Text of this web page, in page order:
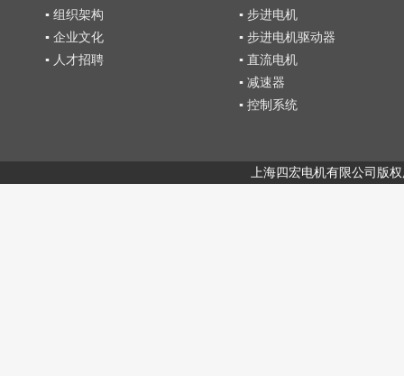
▪ 组织架构
▪ 企业文化
▪ 人才招聘
▪ 步进电机
▪ 步进电机驱动器
▪ 直流电机
▪ 减速器
▪ 控制系统
上海四宏电机有限公司版